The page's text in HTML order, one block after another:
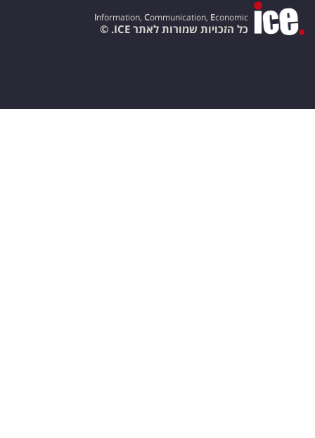
Information, Communication, Economic
כל הזכויות שמורות לאתר ICE. ©